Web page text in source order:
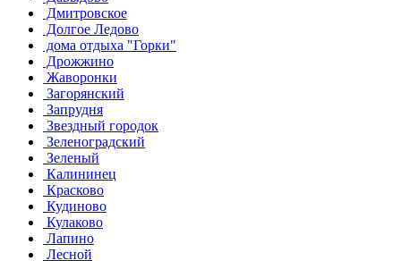
Дмитровское
Долгое Ледово
дома отдыха "Горки"
Дрожжино
Жаворонки
Загорянский
Запрудня
Звездный городок
Зеленоградский
Зеленый
Калининец
Красково
Кудиново
Кулаково
Лапино
Лесной